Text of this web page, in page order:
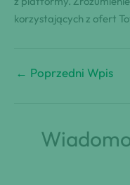
korzystających z ofert
← Poprzedni Wpis